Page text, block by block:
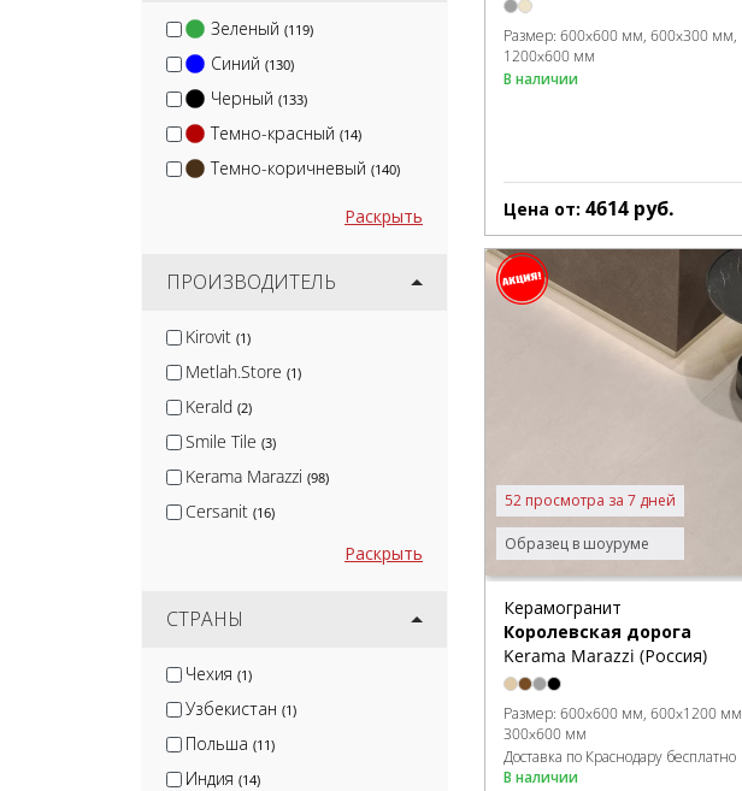
Зеленый (119)
Синий (130)
Черный (133)
Темно-красный (14)
Темно-коричневый (140)
Раскрыть
ПРОИЗВОДИТЕЛЬ
Kirovit (1)
Metlah.Store (1)
Kerald (2)
Smile Tile (3)
Kerama Marazzi (98)
Cersanit (16)
Gracia Ceramica
Monopole
Lb-Ceramics(18)
Раскрыть
СТРАНЫ
Чехия (1)
Узбекистан (1)
Польша (11)
Индия (14)
Размер: 600x600 мм 600x300 мм
1200x600 мм
В наличии
Цена от: 4614 руб.
Образец в шоуруме
52 просмотра за 7 дней
Керамогранит
Королевская дорога
Kerama Marazzi (Россия)
Размер: 600x600 мм 600x1200 мм
300x600 мм
Доставка по Краснодару бесплатно
В наличии